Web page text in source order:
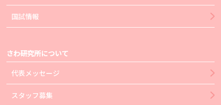
国試情報
さわ研究所について
代表メッセージ
スタッフ募集